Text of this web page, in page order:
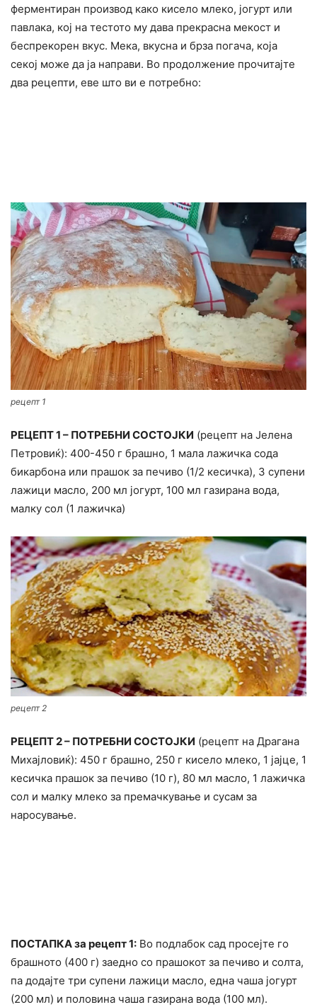
ферментиран производ како кисело млеко, јогурт или
павлака, кој на тестото му дава прекрасна мекост и
беспрекорен вкус. Мека, вкусна и брза погача, која
секој може да ја направи. Во продолжение прочитајте
два рецепти, еве што ви е потребно:
рецепт 1
РЕЦЕПТ 1 – ПОТРЕБНИ СОСТОЈКИ (рецепт на Јелена
Петровиќ): 400-450 г брашно, 1 мала лажичка сода
бикарбона или прашок за печиво (1/2 кесичка), 3 супени
лажици масло, 200 мл јогурт, 100 мл газирана вода,
малку сол (1 лажичка)
рецепт 2
РЕЦЕПТ 2 – ПОТРЕБНИ СОСТОЈКИ (рецепт на Драгана
Михајловиќ): 450 г брашно, 250 г кисело млеко, 1 јајце, 1
кесичка прашок за печиво (10 г), 80 мл масло, 1 лажичка
сол и малку млеко за премачкување и сусам за
наросување.
ПОСТАПКА за рецепт 1: Во подлабок сад просејте го
брашното (400 г) заедно со прашокот за печиво и солта,
па додајте три супени лажици масло, една чаша јогурт
(200 мл) и половина чаша газирана вода (100 мл).